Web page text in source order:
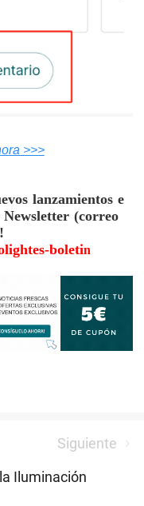
>>>
lanzamientos e
(correo
boletin
Siguiente
vuelta de la
Iluminación